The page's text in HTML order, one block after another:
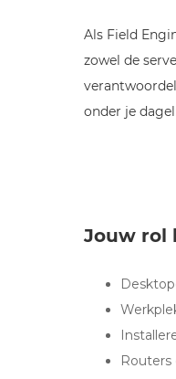
Als Field
zowel de
onder je
Jouw rol